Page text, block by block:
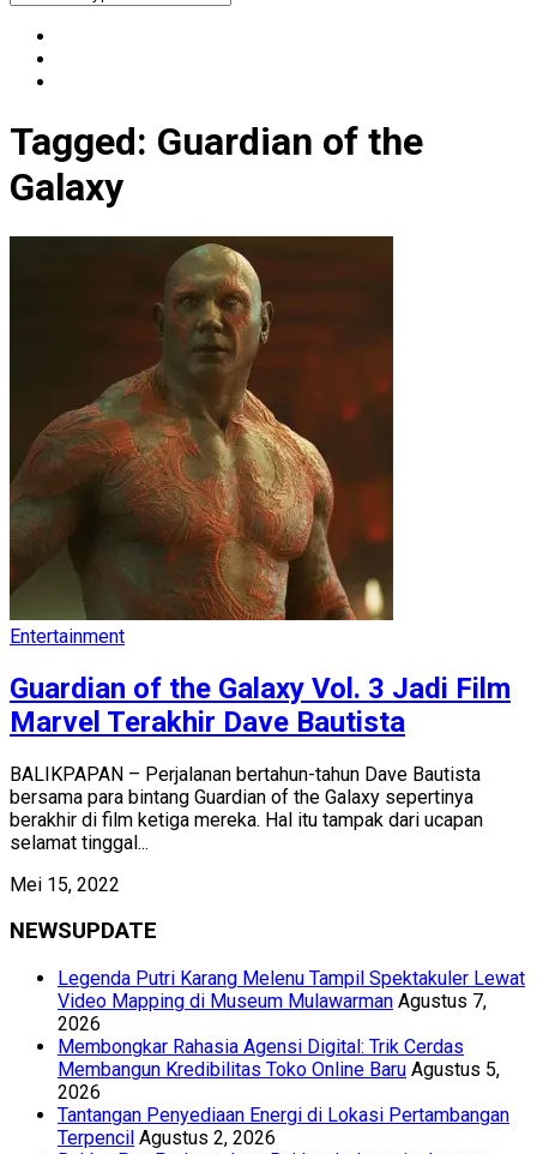
Tagged: Guardian of the
Galaxy
Entertainment
Guardian of the Galaxy Vol. 3 Jadi Film
Marvel Terakhir Dave Bautista
BALIKPAPAN – Perjalanan bertahun-tahun Dave Bautista
bersama para bintang Guardian of the Galaxy sepertinya
berakhir di film ketiga mereka. Hal itu tampak dari ucapan
selamat tinggal...
Mei 15, 2022
NEWSUPDATE
Legenda Putri Karang Melenu Tampil Spektakuler Lewat
Video Mapping di Museum Mulawarman Agustus 7,
2026
Membongkar Rahasia Agensi Digital: Trik Cerdas
Membangun Kredibilitas Toko Online Baru Agustus 5,
2026
Tantangan Penyediaan Energi di Lokasi Pertambangan
Terpencil Agustus 2, 2026